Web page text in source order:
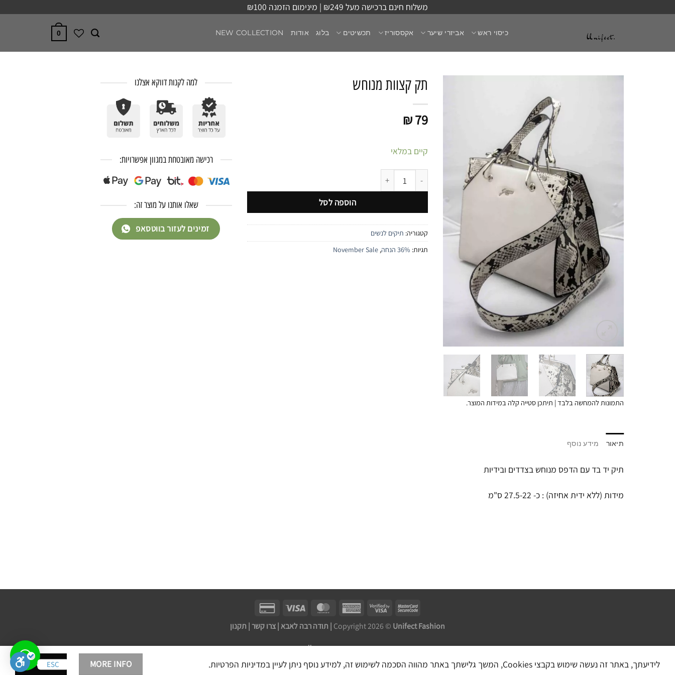
משלוח חינם ברכישה מעל ₪249 | מינימום הזמנה ₪100
כיסוי ראש אביזרי שיער אקססוריז תכשיטים בלוג אודות NEW COLLECTION
0
התמונות להמחשה בלבד | תיתכן סטייה קלה במידות המוצר.
תק קצוות מנוחש
₪79
קיים במלאי
כמות של תק קצוות מנוחש
הוספה לסל
קטגוריה: תיקים לנשים
תגיות: 36% הנחה ,
November Sale
למה לקנות דווקא אצלנו
רכישה מאובטחת במגוון אפשרויות:
שאלו אותנו על מוצר זה:
זמינים לעזור בווטסאפ
תיאור מידע נוסף
תיק יד בד עם הדפס מנוחש בצדדים ובידיות
מידות (ללא ידית אחיזה) : כ- 27.5-22 ס"מ
Copyright 2026 © Unifect Fashion | תודה רבה לאבא | צרו קשר| תקנון
בניית אתר חנות מכירות ע''י:
לידיעתך, באתר זה נעשה שימוש בקבצי Cookies, המשך גלישתך באתר מהווה הסכמה לשימוש זה, למידע נוסף ניתן לעיין במדיניות הפרטיות. MORE INFO
ACCEPT
ESC